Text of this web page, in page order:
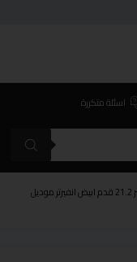
اسئلة متكررة
/ فريزر فيشر عامودي 600 لتر 21.2 قدم ابيض انفيرتر موديل